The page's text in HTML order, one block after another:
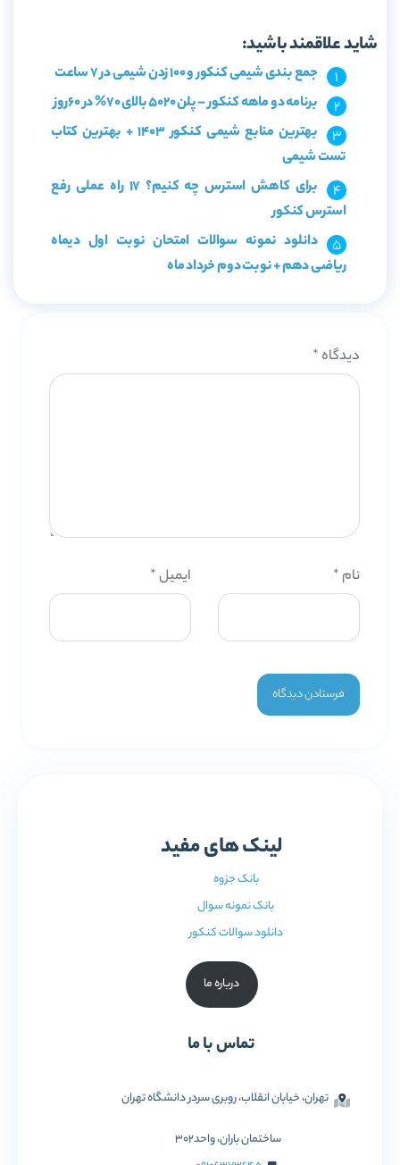
شاید علاقمند باشید:
جمع بندی شیمی کنکور و 100 زدن شیمی در 7 ساعت
برنامه دو ماهه کنکور – پلن 5020 بالای 70% در 60روز
بهترین منابع شیمی کنکور 1403 + بهترین کتاب
تست شیمی
برای کاهش استرس چه کنیم؟ 17 راه عملی رفع
استرس کنکور
دانلود نمونه سوالات امتحان نوبت اول دیماه
ریاضی دهم + نوبت دوم خرداد ماه
دیدگاه *
نام * ایمیل*
لینک های مفید
بانک جزوه
بانک نمونه سوال
دانلود سوالات کنکور
درباره ما
تماس با ما
تهران، خیابان انقلاب، روبری سردر دانشگاه تهران
ساختمان باران، واحد302